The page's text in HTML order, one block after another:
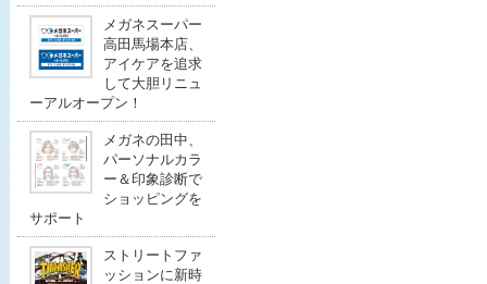
メガネスーパー
高田馬場本店、
アイケアを追求
して大胆リニュ
ーアルオープン！
メガネの田中、
パーソナルカラ
ー＆印象診断で
ショッピングを
サポート
ストリートファ
ッションに新時